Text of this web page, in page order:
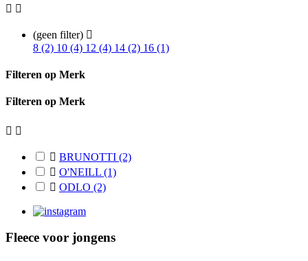
 
(geen filter) 
8 (2) 10 (4) 12 (4) 14 (2) 16 (1)
Filteren op Merk
Filteren op Merk
 
 BRUNOTTI (2)
 O'NEILL (1)
 ODLO (2)
Fleece voor jongens